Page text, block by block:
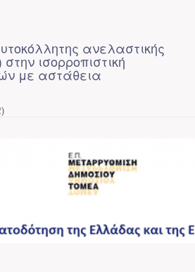
ανελαστικής
ισορροπιστική
με αστάθεια
)